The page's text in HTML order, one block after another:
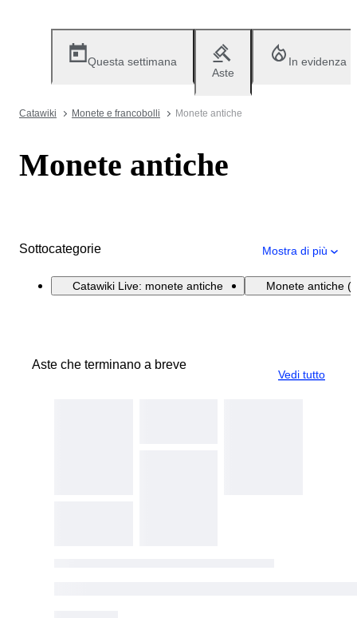
Questa settimana
Aste
In evidenza
Catawiki Monete e francobolli Monete antiche
Monete antiche
Sottocategorie Mostra di più
Catawiki Live: monete antiche Monete antiche
Aste che terminano a breve
Vedi tutto